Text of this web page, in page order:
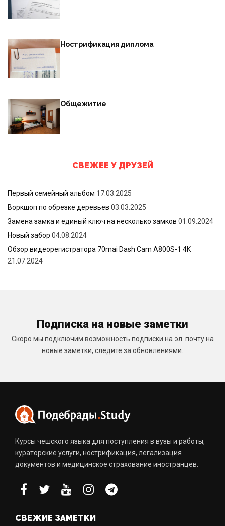
Нострификация диплома
Общежитие
СВЕЖЕЕ У ДРУЗЕЙ
Первый семейный альбом 17.03.2025
Воркшоп по обрезке деревьев 03.03.2025
Замена замка и единый ключ на несколько замков 01.09.2024
Новый забор 04.08.2024
Обзор видеорегистратора 70mai Dash Cam A800S-1 4K
21.07.2024
Подписка на новые заметки
Скоро мы подключим возможность подписки на эл. почту на
новые заметки, следите за обновлениями.
Курсы чешского языка для поступления в вузы и работы,
кураторские услуги, нострификация, легализация
документов и медицинское страхование иностранцев.
СВЕЖИЕ ЗАМЕТКИ